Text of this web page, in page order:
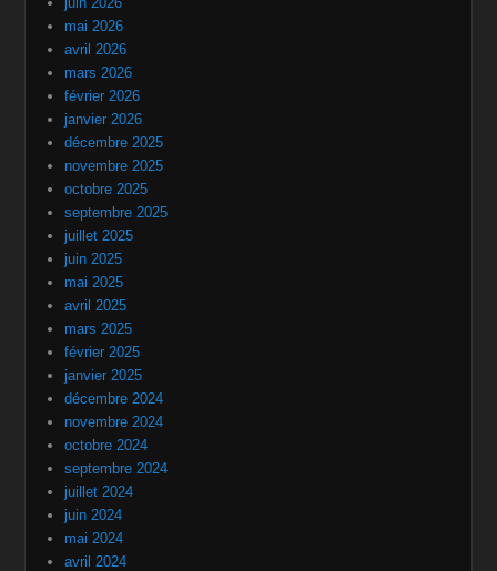
mai 2026
avril 2026
mars 2026
février 2026
janvier 2026
décembre 2025
novembre 2025
octobre 2025
septembre 2025
juillet 2025
juin 2025
mai 2025
avril 2025
mars 2025
février 2025
janvier 2025
décembre 2024
novembre 2024
octobre 2024
septembre 2024
juillet 2024
juin 2024
mai 2024
avril 2024